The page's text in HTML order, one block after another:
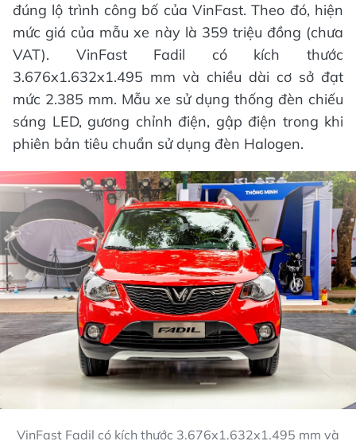
đúng lộ trình công bố của VinFast. Theo đó, hiện
mức giá của mẫu xe này là 359 triệu đồng (chưa
VAT). VinFast Fadil có kích thước
3.676x1.632x1.495 mm và chiều dài cơ sở đạt
mức 2.385 mm. Mẫu xe sử dụng thống đèn chiếu
sáng LED, gương chỉnh điện, gập điện trong khi
phiên bản tiêu chuẩn sử dụng đèn Halogen.
VinFast Fadil có kích thước 3.676x1.632x1.495 mm và